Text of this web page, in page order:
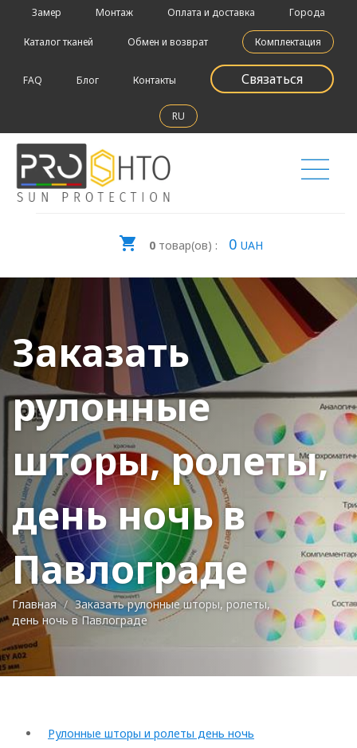
Замер Монтаж Оплата и доставка Города
Каталог тканей Обмен и возврат Комплектация
FAQ Блог Контакты Связаться
RU
0товар(ов) : 0 UAH
Заказать
рулонные
шторы, ролеты,
день ночь в
Павлограде
Главная
Заказать рулонные шторы, ролеты,
день ночь в Павлограде
Рулонные шторы и ролеты день ночь